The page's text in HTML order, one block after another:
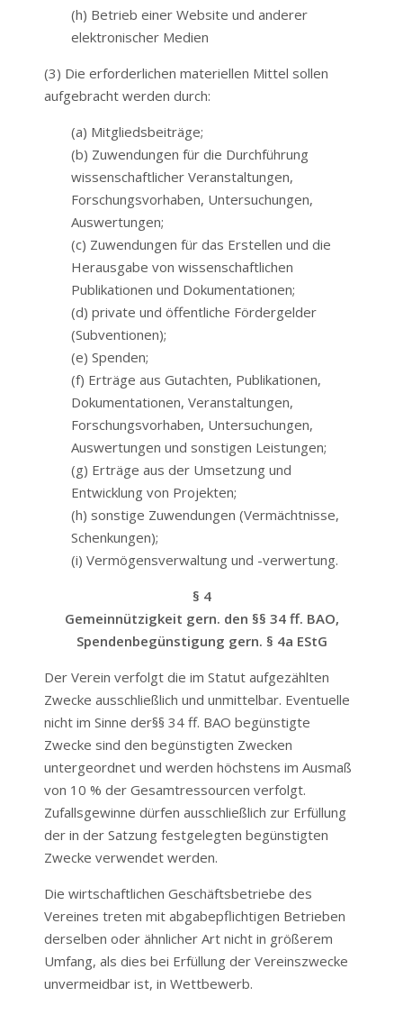
(h) Betrieb einer Website und anderer
elektronischer Medien
(3) Die erforderlichen materiellen Mittel sollen
aufgebracht werden durch:
(a) Mitgliedsbeiträge;
(b) Zuwendungen für die Durchführung
wissenschaftlicher Veranstaltungen,
Forschungsvorhaben, Untersuchungen,
Auswertungen;
(c) Zuwendungen für das Erstellen und die
Herausgabe von wissenschaftlichen
Publikationen und Dokumentationen;
(d) private und öffentliche Fördergelder
(Subventionen);
(e) Spenden;
(f) Erträge aus Gutachten, Publikationen,
Dokumentationen, Veranstaltungen,
Forschungsvorhaben, Untersuchungen,
Auswertungen und sonstigen Leistungen;
(g) Erträge aus der Umsetzung und
Entwicklung von Projekten;
(h) sonstige Zuwendungen (Vermächtnisse,
Schenkungen);
(i) Vermögensverwaltung und -verwertung.
§ 4
Gemeinnützigkeit gern. den §§ 34 ff. BAO,
Spendenbegünstigung gern. § 4a EStG
Der Verein verfolgt die im Statut aufgezählten
Zwecke ausschließlich und unmittelbar. Eventuelle
nicht im Sinne der§§ 34 ff. BAO begünstigte
Zwecke sind den begünstigten Zwecken
untergeordnet und werden höchstens im Ausmaß
von 10 % der Gesamtressourcen verfolgt.
Zufallsgewinne dürfen ausschließlich zur Erfüllung
der in der Satzung festgelegten begünstigten
Zwecke verwendet werden.
Die wirtschaftlichen Geschäftsbetriebe des
Vereines treten mit abgabepflichtigen Betrieben
derselben oder ähnlicher Art nicht in größerem
Umfang, als dies bei Erfüllung der Vereinszwecke
unvermeidbar ist, in Wettbewerb.